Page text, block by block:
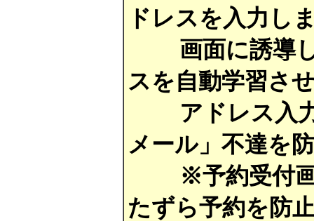
ドレスを入力し
画面に誘導し
スを自動学習さ
アドレス入力
メール」不達を
※予約受付画
たずら予約を防